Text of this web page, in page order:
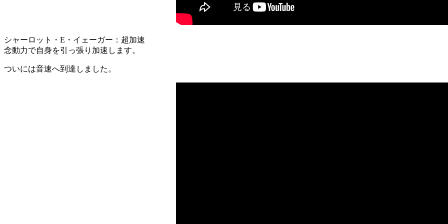
シャーロット・E・イェーガー：超加速
念動力で自身を引っ張り加速します。
ついには音速へ到達しました。